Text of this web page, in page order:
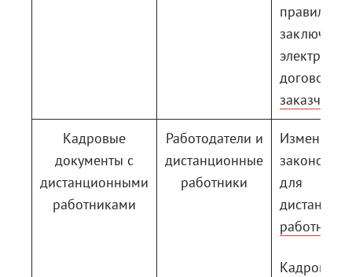
правильно
заключить
договор с
заказчиком
Кадровые
документы с
дистанционными
работниками
Работодатели и
дистанционные
работники
Изменения
для
Кадровый